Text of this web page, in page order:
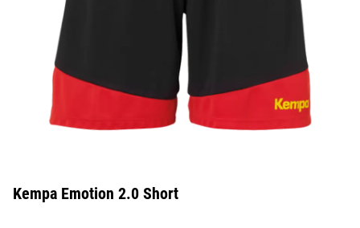
Kempa Emotion 2.0 Short